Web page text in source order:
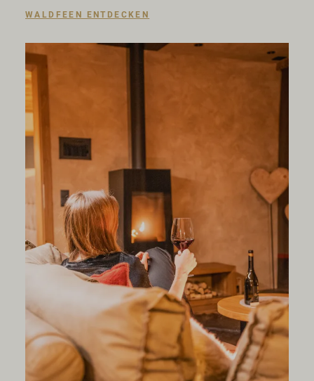
WALDFEEN ENTDECKEN